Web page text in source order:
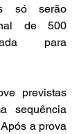
só serão
de 500
para
previstas
sequência
a prova